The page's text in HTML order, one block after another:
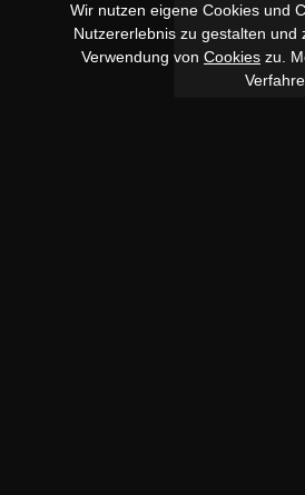
Wir nutzen eigene Cookies und
Nutzererlebnis zu gestalten
Verwendung von Cookies zu.